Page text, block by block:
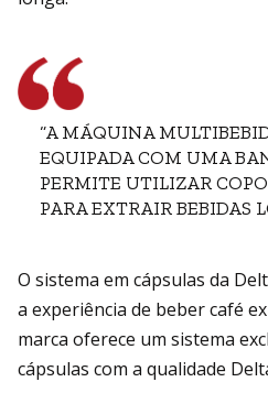
“A MÁQUINA
EQUIPADA COM UMA
PERMITE UTILIZAR
PARA EXTRAIR BEBIDAS
O sistema em cápsulas da
a experiência de beber café
marca oferece um sistema
cápsulas com a qualidade